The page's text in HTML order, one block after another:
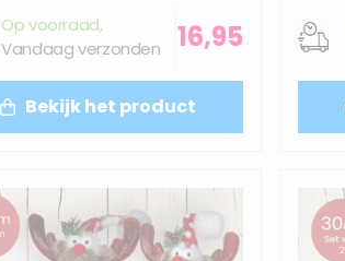
Op voorraad,
Vandaag verzonden
16,95
Bekijk het product